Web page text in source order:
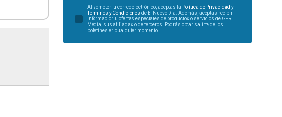
Al someter tu correo electrónico, aceptas la Política de Privacidad y
Términos y Condiciones de El Nuevo Día. Además, aceptas recibir
información u ofertas especiales de productos o servicios de GFR
Media, sus afiliadas o de terceros. Podrás optar salirte de los
boletines en cualquier momento.